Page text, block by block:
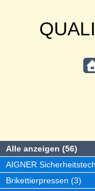
Alle anzeigen (56)
AIGNER
Brikettierpressen (3)